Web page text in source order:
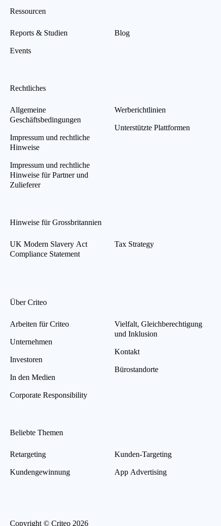
Ressourcen
Reports & Studien
Events
Blog
Rechtliches
Allgemeine
Geschäftsbedingungen
Impressum und rechtliche
Hinweise
Impressum und rechtliche
Hinweise für Partner und
Zulieferer
Werberichtlinien
Unterstützte Plattformen
Hinweise für Grossbritannien
UK Modern Slavery Act
Compliance Statement
Tax Strategy
Über Criteo
Arbeiten für Criteo
Unternehmen
Investoren
In den Medien
Corporate Responsibility
Vielfalt, Gleichberechtigung
und Inklusion
Kontakt
Bürostandorte
Beliebte Themen
Retargeting
Kundengewinnung
Kunden-Targeting
App Advertising
Copyright © Criteo 2026